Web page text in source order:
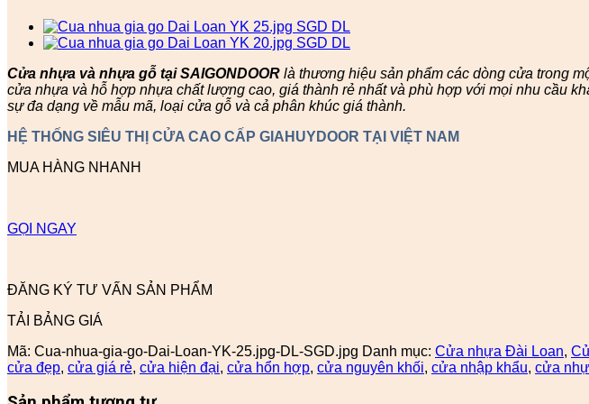
Cửa nhựa và nhựa gỗ tại SAIGONDOOR là thương hiệu sản phẩm các dòng cửa trong
cửa nhựa và hỗ hợp nhựa chất lượng cao, giá thành rẻ nhất và phù hợp với mọi nhu cầu
sự đa dạng về mẫu mã, loại cửa gỗ và cả phân khúc giá thành.
HỆ THỐNG SIÊU THỊ CỬA CAO CẤP GIAHUYDOOR TẠI VIỆT NAM
MUA HÀNG NHANH
GỌI NGAY
ĐĂNG KÝ TƯ VẤN SẢN PHẨM
TẢI BẢNG GIÁ
Mã: Cua-nhua-gia-go-Dai-Loan-YK-25.jpg-DL-SGD.jpg Danh mục: Cửa nhựa Đài Loan,
cửa đẹp, cửa giá rẻ, cửa hiện đại, cửa hổn hợp, cửa nguyên khối, cửa nhập khẩu, cửa